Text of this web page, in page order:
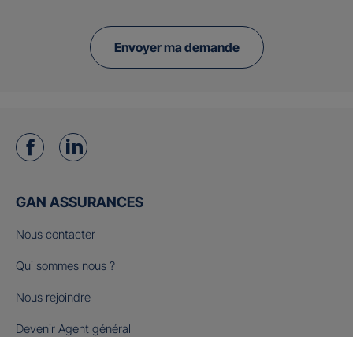
Envoyer ma demande
GAN ASSURANCES
Nous contacter
Qui sommes nous ?
Nous rejoindre
Devenir Agent général